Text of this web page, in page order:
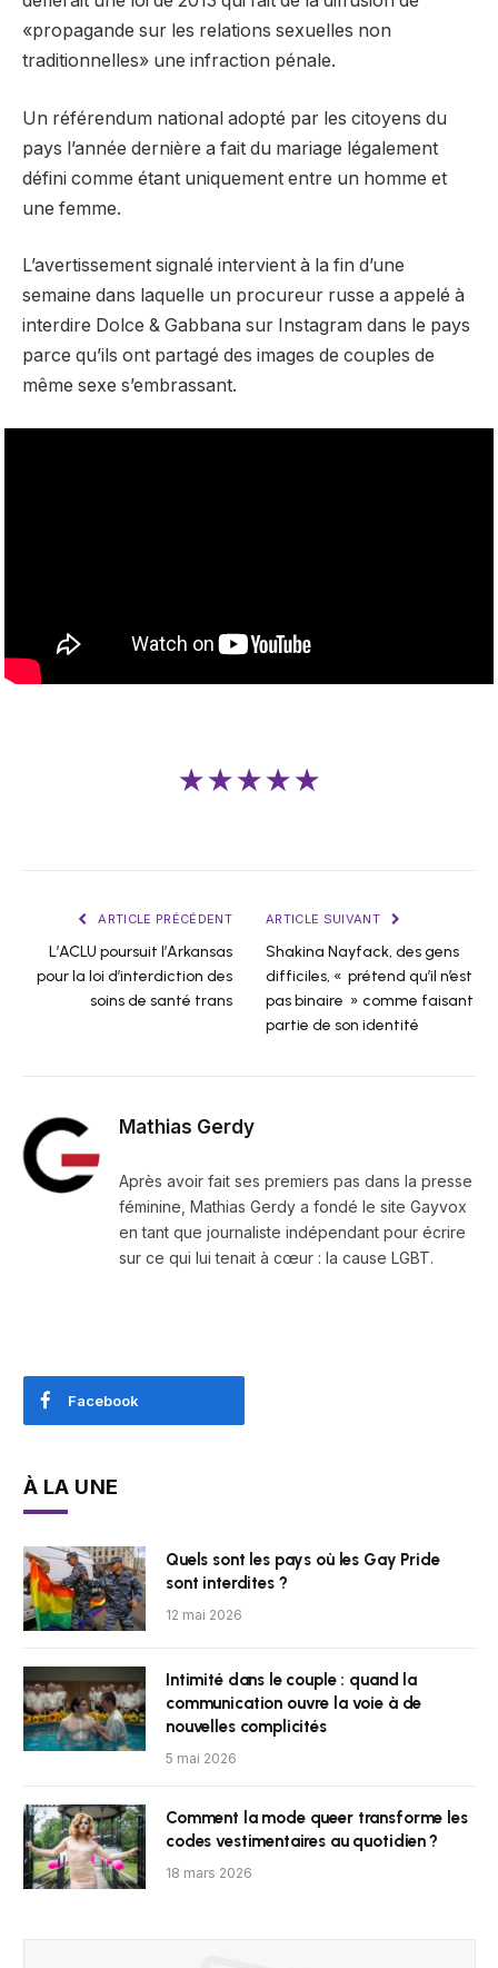
«propagande sur les relations sexuelles non
traditionnelles» une infraction pénale.
Un référendum national adopté par les citoyens du
pays l’année dernière a fait du mariage légalement
défini comme étant uniquement entre un homme et
une femme.
L’avertissement signalé intervient à la fin d’une
semaine dans laquelle un procureur russe a appelé à
interdire Dolce & Gabbana sur Instagram dans le pays
parce qu’ils ont partagé des images de couples de
même sexe s’embrassant.
★★★★★
ARTICLE PRÉCÉDENT
L’ACLU poursuit l’Arkansas
pour la loi d’interdiction des
soins de santé trans
ARTICLE SUIVANT
Shakina Nayfack, des gens
difficiles, « prétend qu’il n’est
pas binaire » comme faisant
partie de son identité
Mathias Gerdy
Après avoir fait ses premiers pas dans la presse
féminine, Mathias Gerdy a fondé le site Gayvox
en tant que journaliste indépendant pour écrire
sur ce qui lui tenait à cœur : la cause LGBT.
Facebook
À LA UNE
Quels sont les pays où les Gay Pride
sont interdites ?
12 mai 2026
Intimité dans le couple : quand la
communication ouvre la voie à de
nouvelles complicités
5 mai 2026
Comment la mode queer transforme les
codes vestimentaires au quotidien ?
18 mars 2026